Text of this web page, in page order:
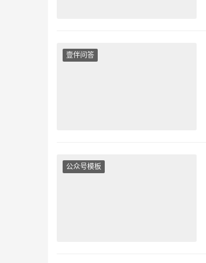
壹伴问答
公众号模板